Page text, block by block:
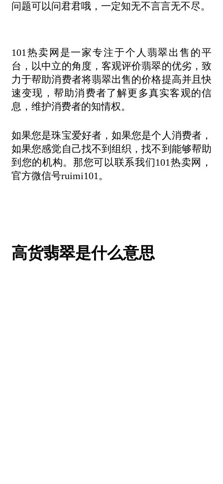
问题可以问君君哦，一定知无不言言无不尽。
101热卖网是一家专注于个人翡翠出售的平
台，以中立的角度，客观评价翡翠的优劣，致
力于帮助消费者将翡翠出售的价格提高并且快
速变现，帮助消费者了解更多真实客观的信
息，维护消费者的知情权。
如果您是珠宝爱好者，如果您是个人消费者，
如果您感觉自己找不到组织，找不到能够帮助
到您的机构。那您可以联系我们101热卖网，
官方微信号ruimi101。
高货翡翠是什么意思